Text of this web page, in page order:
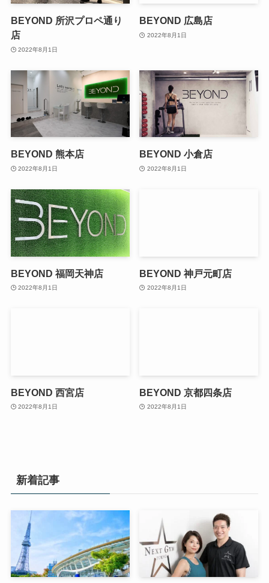
BEYOND 所沢プロペ通り
店
2022年8月1日
BEYOND 広島店
2022年8月1日
BEYOND 熊本店
2022年8月1日
BEYOND 小倉店
2022年8月1日
BEYOND 福岡天神店
2022年8月1日
BEYOND 神戸元町店
2022年8月1日
BEYOND 西宮店
2022年8月1日
BEYOND 京都四条店
2022年8月1日
新着記事